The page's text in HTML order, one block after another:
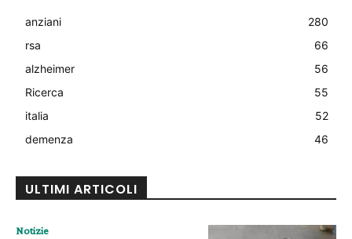
anziani
280
rsa
66
alzheimer
56
Ricerca
55
italia
52
demenza
46
ULTIMI ARTICOLI
Notizie